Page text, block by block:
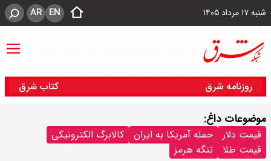
شنبه ۱۷ مرداد ۱۴۰۵ EN
AR
روزنامه شرق کتاب شرق
موضوعات داغ:
قیمت دلار حمله آمریکا به ایران
کالابرگ الکترونیکی
قیمت طلا
تنگه هرمز